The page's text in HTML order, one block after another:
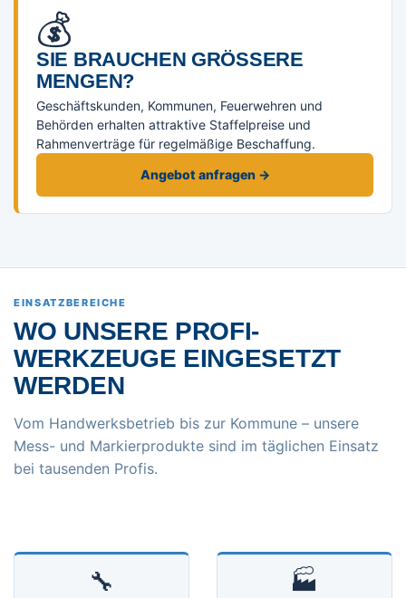
💰
SIE BRAUCHEN GRÖSSERE M
ENGEN?
Geschäftskunden, Kommunen, Feuerwehren und
Behörden erhalten attraktive Staffelpreise und
Rahmenverträge für regelmäßige Beschaffung.
Angebot anfragen →
EINSATZBEREICHE
WO UNSERE PROFI-
WERKZEUGE EINGESETZT
WERDEN
Vom Handwerksbetrieb bis zur Kommune – unsere
Mess- und Markierprodukte sind im täglichen Einsatz
bei tausenden Profis.
🔧 🏭